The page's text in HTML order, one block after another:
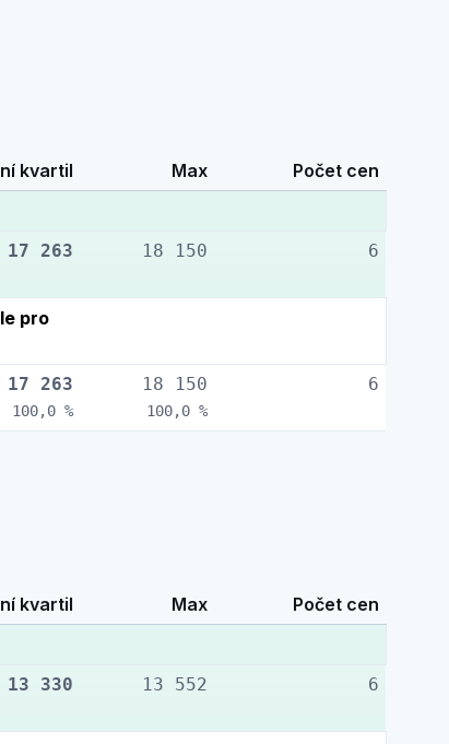
kvartil Max
Počet cen
17 263 18 150 6
pro
17 263
100,0 %
18 150
100,0 %
6
kvartil Max
Počet cen
13 330 13 552 6